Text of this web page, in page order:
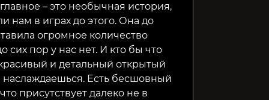
– это необычная история,
нам в играх до этого. Она до
огромное количество
сих пор у нас нет. И кто бы что
и детальный открытый
Есть бесшовный
присутствует далеко не в